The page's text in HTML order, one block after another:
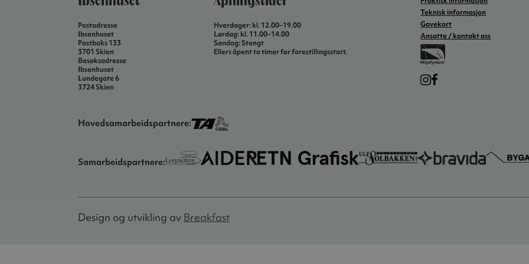
Postadresse
Ibsenhuset
Postboks 133
3701 Skien
Besøksadresse
Ibsenhuset
Lundegate 6
3724 Skien
Hverdager: kl. 12.00–19.00
Lørdag: kl. 11.00–14.00
Søndag: Stengt
Ellers åpent to timer før forestillingsstart.
Teknisk informasjon
Gavekort
Ansatte / kontakt oss
Hovedsamarbeidspartnere:
Samarbeidspartnere:
Design og utvikling av Breakfast